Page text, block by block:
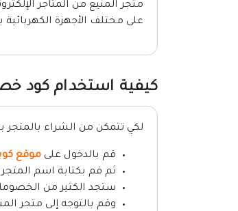
متجر المنيع من المتاجر
على مختلف الأجهزة
كيفية استخدام كود
لكي تتمكن من الشراء
قم بالدخول على موقع
ثم قم بكتابة اسم
ستجد الكثير من
وقم بالتوجه إلى متجر